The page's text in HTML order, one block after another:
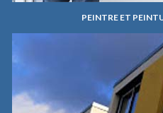
PEINTRE ET